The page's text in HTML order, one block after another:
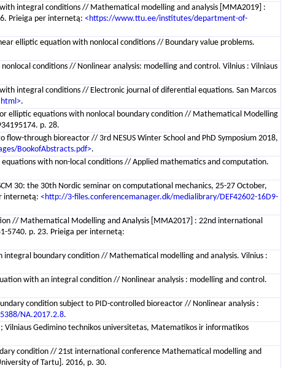
integral conditions // Mathematical modelling and analysis [MMA2019] :
Prieiga per internetą: <https://www.ttu.ee/institutes/department-of-
elliptic equation with nonlocal conditions // Boundary value problems.
conditions // Nonlinear analysis: modelling and control. Vilnius : Vilniaus
integral conditions // Electronic journal of diferential equations. San Marcos
.
elliptic equations with nonlocal boundary condition // Mathematical Modelling
p. 28.
flow-through bioreactor // 3rd NESUS Winter School and PhD Symposium 2018,
BookofAbstracts.pdf>.
with non-local conditions // Applied mathematics and computation.
30: the 30th Nordic seminar on computational mechanics, 25-27 October,
internetą: <http://3-files.conferencemanager.dk/medialibrary/DEF42602-16D9-
// Mathematical Modelling and Analysis [MMA2017] : 22nd international
5740. p. 23. Prieiga per internetą:
boundary condition // Mathematical modelling and analysis. Vilnius :
with an integral condition // Nonlinear analysis : modelling and control.
condition subject to PID-controlled bioreactor // Nonlinear analysis :
NA.2017.2.8.
Gedimino technikos universitetas, Matematikos ir informatikos
condition // 21st international conference Mathematical modelling and
of Tartu]. 2016, p. 30.